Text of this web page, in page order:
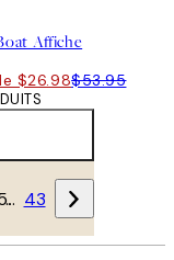
Affiche
$26.98$53.95
… 43